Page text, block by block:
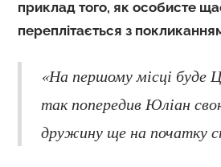
приклад того, як особисте
переплітається з
«На першому місці буде
так попередив Юліан
дружину ще на початку